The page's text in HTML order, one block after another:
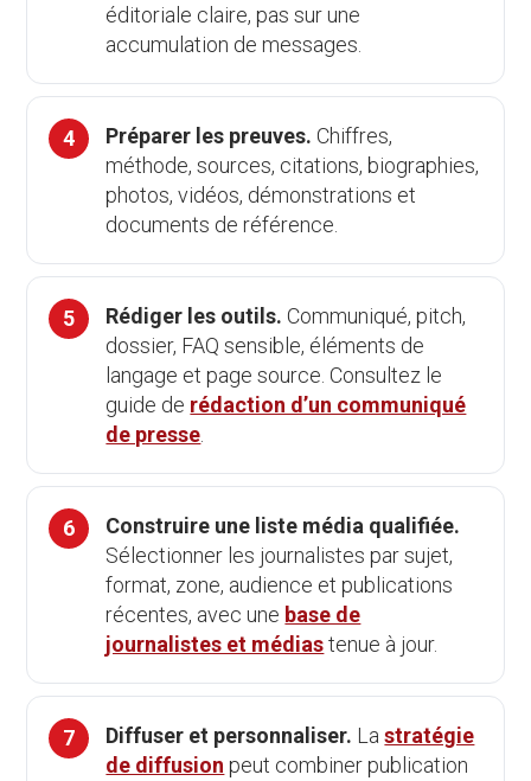
éditoriale claire, pas sur une
accumulation de messages.
Préparer les preuves. Chiffres,
méthode, sources, citations, biographies,
photos, vidéos, démonstrations et
documents de référence.
Rédiger les outils. Communiqué, pitch,
dossier, FAQ sensible, éléments de
langage et page source. Consultez le
guide de rédaction d’un communiqué
de presse
Construire une liste média qualifiée.
Sélectionner les journalistes par sujet,
format, zone, audience et publications
récentes, avec une base de
journalistes et médiastenue à jour.
Diffuser et personnaliser. Lastratégie
de diffusion peut combiner publication